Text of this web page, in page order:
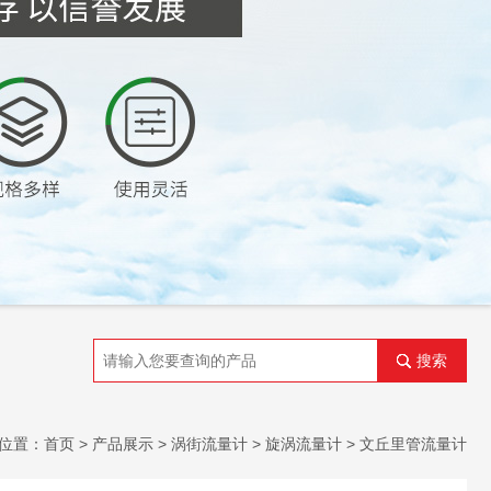
搜索
置： 首页 > 产品展示 > 涡街流量计 > 旋涡流量计 > 文丘里管流量计